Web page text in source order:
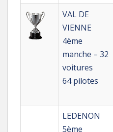
VAL DE
VIENNE
4ème
manche – 32
voitures
64 pilotes
LEDENON
5ème